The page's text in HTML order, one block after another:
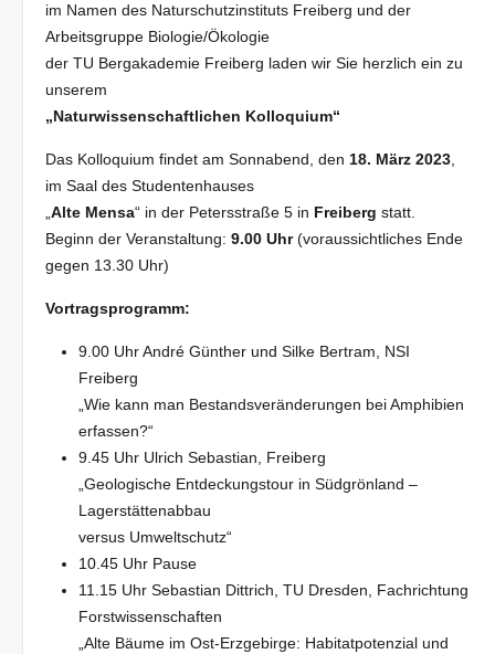
im Namen des Naturschutzinstituts Freiberg und der
Arbeitsgruppe Biologie/Ökologie
der TU Bergakademie Freiberg laden wir Sie herzlich ein zu
unserem
„Naturwissenschaftlichen Kolloquium“
Das Kolloquium findet am Sonnabend, den 18. März 2023
im Saal des Studentenhauses
„Alte Mensa“ in der Petersstraße 5 in Freiberg statt.
Beginn der Veranstaltung:9.00 Uhr(voraussichtliches Ende
gegen 13.30 Uhr)
Vortragsprogramm:
9.00 Uhr André Günther und Silke Bertram, NSI
Freiberg
„Wie kann man Bestandsveränderungen bei Amphibien
erfassen?“
9.45 Uhr Ulrich Sebastian, Freiberg
„Geologische Entdeckungstour in Südgrönland –
Lagerstättenabbau
versus Umweltschutz“
10.45 Uhr Pause
11.15 Uhr Sebastian Dittrich, TU Dresden, Fachrichtung
Forstwissenschaften
„Alte Bäume im Ost-Erzgebirge: Habitatpotenzial und